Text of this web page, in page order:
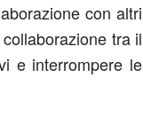
con altri
tra il
e interrompere le